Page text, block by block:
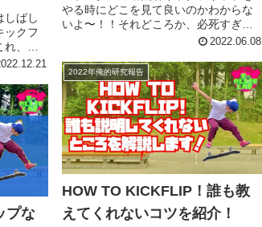
しばし
ックフ
れ、よ
の感覚
は全く
)っ...
やる時にどこを見て良いのかわからな
いよ〜！！それどころか、必死すぎて
正直どこ見てるかわからないよ〜(泣)そ
話、(いつものことながら)僕がそうで
す。(´・∀・｀)(笑)キック...
2022.06.08
2022年俺的研究報告
HOW TO KICKFLIP！誰も教
えてくれないコツを紹介！
プな